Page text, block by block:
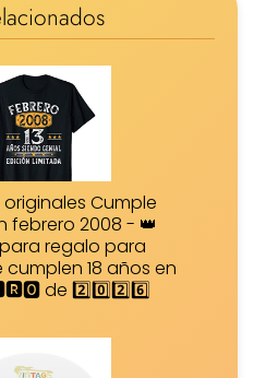
Cumple
febrero 2008 - 👑
regalo para
18 años en
de 2️⃣0️⃣2️⃣6️⃣